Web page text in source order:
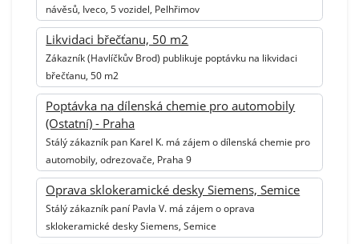
návěsů, Iveco, 5 vozidel, Pelhřimov
Likvidaci břečťanu, 50 m2
Zákazník (Havlíčkův Brod) publikuje poptávku na likvidaci
břečťanu, 50 m2
Poptávka na dílenská chemie pro automobily
(Ostatní) - Praha
Stálý zákazník pan Karel K. má zájem o dílenská chemie pro
automobily, odrezovače, Praha 9
Oprava sklokeramické desky Siemens, Semice
Stálý zákazník paní Pavla V. má zájem o oprava
sklokeramické desky Siemens, Semice